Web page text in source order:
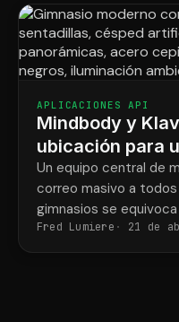
APLICACIONES API
Mindbody y
ubicación para
gimnasios de
fuerza.
Un equipo central de
correo masivo a
gimnasios se
y la dirección del
Fred Lumiere 21 de